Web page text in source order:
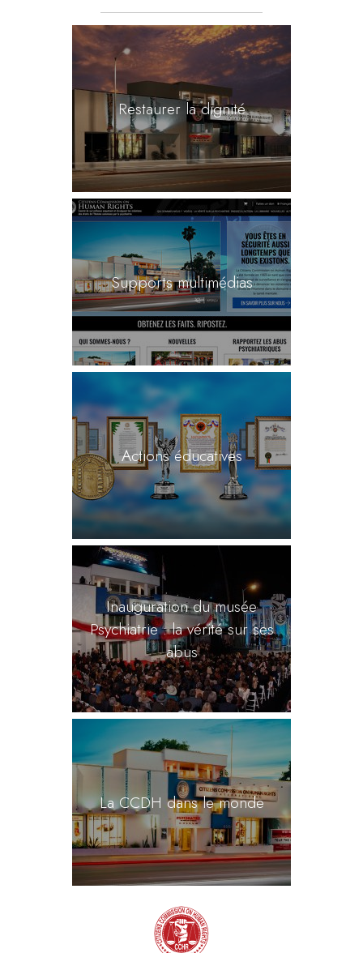
Restaurer la dignité
Supports multimédias
Actions éducatives
Inauguration du musée
Psychiatrie : la vérité sur ses
abus
La CCDH dans le monde